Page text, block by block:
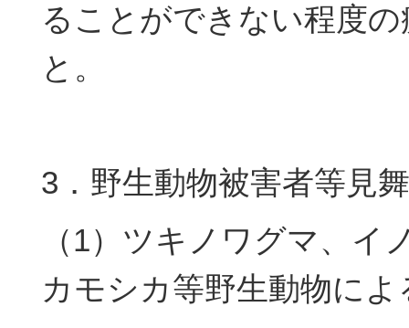
ることができない程度
と。
3．野生動物被害者等見
（1）ツキノワグマ、イ
カモシカ等野生動物に